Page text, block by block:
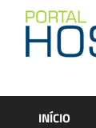
content
INÍCIO